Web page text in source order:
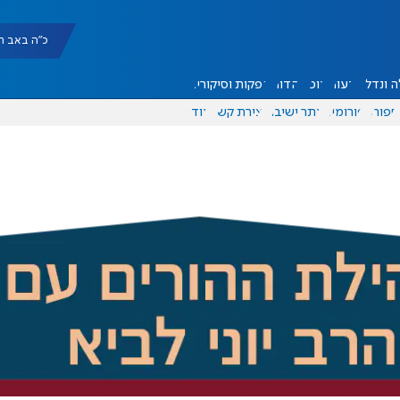
כ"ה באב תשפ"ו
ונדל"ן דעות אוכל יהדות הפקות וסיקורים
ספורט פורומים אתר ישיבה יצירת קשר עוד